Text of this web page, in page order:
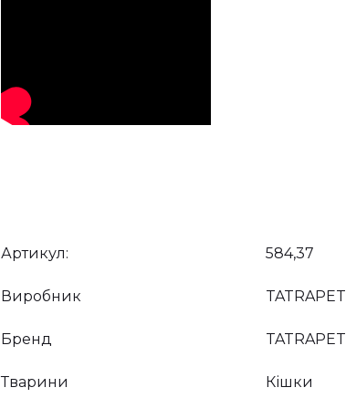
Артикул: 584,37
Виробник TATRAPET
Бренд TATRAPET
Тварини Кішки